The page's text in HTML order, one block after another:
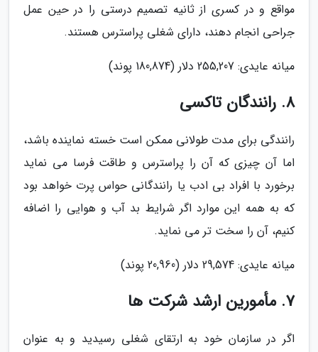
مواقع و در کسری از ثانیه تصمیم درستی را در حین عمل
جراحی انجام دهند، دارای شغلی پراسترس هستند.
میانه عایدی: 255,207 دلار (180,874 پوند)
8. رانندگان تاکسی
رانندگی برای مدت طولانی ممکن است خسته نماینده باشد،
اما آن چیزی که آن را پراسترس و طاقت فرسا می نماید
برخورد با افراد بی ادب یا رانندگانی حواس پرت خواهد بود
که به همه این موارد اگر شرایط بد آب و هوایی را اضافه
کنیم، آن را سخت تر می نماید.
میانه عایدی: 29,574 دلار (20,960 پوند)
7. مأمورین ارشد شرکت ها
اگر در سازمان خود به ارتقای شغلی رسیدید و به عنوان